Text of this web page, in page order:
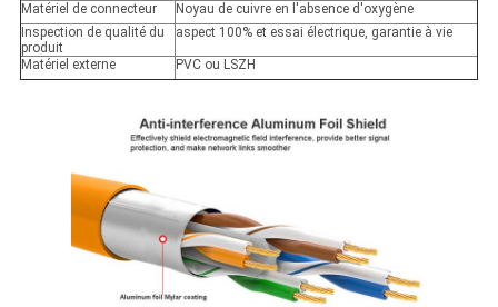
Matériel de connecteur
Noyau de cuivre en l'absence d'oxygène
Inspection de qualité du
produit
aspect 100% et essai électrique, garantie à vie
Matériel externe PVC ou LSZH